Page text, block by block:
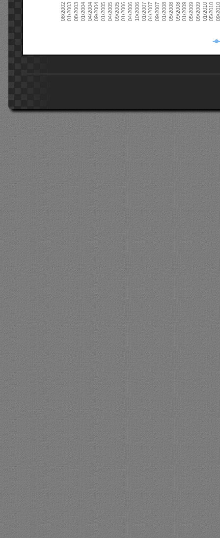
08/200201/200308/200301/200404/200409/200401/200504/200509/200501/200604/200610/200601/200704/200709/200701/200805/200809/200801/200905/200909/200901/201005/201009/